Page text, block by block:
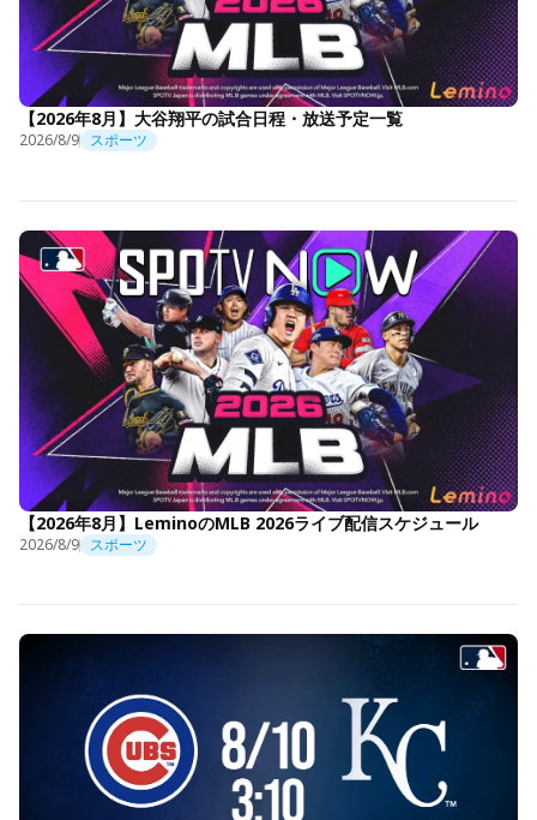
【2026年8月】大谷翔平の試合日程・放送予定一覧
2026/8/9 スポーツ
【2026年8月】LeminoのMLB 2026ライブ配信スケジュール
2026/8/9 スポーツ